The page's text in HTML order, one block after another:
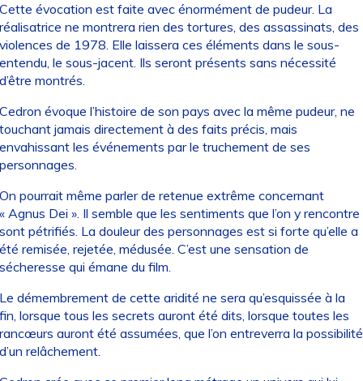
évocation est faite avec énormément de pudeur. La
ne montrera rien des tortures, des assassinats, des
de 1978. Elle laissera ces éléments dans le sous-
le sous-jacent. Ils seront présents sans nécessité
montrés.
évoque l’histoire de son pays avec la même pudeur, ne
jamais directement à des faits précis, mais
les événements par le truchement de ses
pourrait même parler de retenue extrême concernant
Agnus Dei ». Il semble que les sentiments que l’on y rencontre
pétrifiés. La douleur des personnages est si forte qu’elle a
remisée, rejetée, médusée. C’est une sensation de
qui émane du film.
démembrement de cette aridité ne sera qu’esquissée à la
lorsque tous les secrets auront été dits, lorsque toutes les
auront été assumées, que l’on entreverra la possibilité
relâchement.